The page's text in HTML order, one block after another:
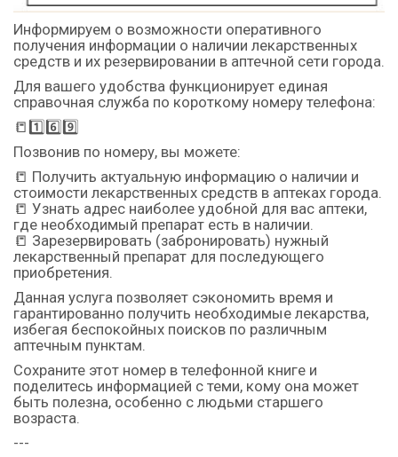
Информируем о возможности оперативного
получения информации о наличии лекарственных
средств и их резервировании в аптечной сети города.
Для вашего удобства функционирует единая
справочная служба по короткому номеру телефона:
📒1️⃣6️⃣9️⃣
Позвонив по номеру, вы можете:
📒 Получить актуальную информацию о наличии и
стоимости лекарственных средств в аптеках города.
📒 Узнать адрес наиболее удобной для вас аптеки,
где необходимый препарат есть в наличии.
📒 Зарезервировать (забронировать) нужный
лекарственный препарат для последующего
приобретения.
Данная услуга позволяет сэкономить время и
гарантированно получить необходимые лекарства,
избегая беспокойных поисков по различным
аптечным пунктам.
Сохраните этот номер в телефонной книге и
поделитесь информацией с теми, кому она может
быть полезна, особенно с людьми старшего
возраста.
---